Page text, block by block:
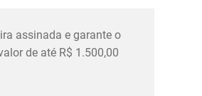
assinada e garante o
de até R$ 1.500,00